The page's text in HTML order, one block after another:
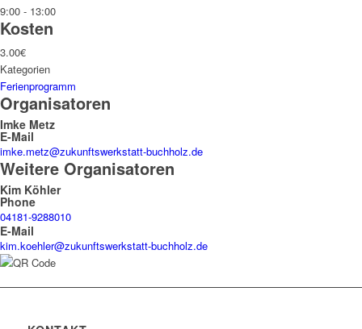
9:00 - 13:00
Kosten
3.00€
Kategorien
Ferienprogramm
Organisatoren
Imke Metz
E-Mail
imke.metz@zukunftswerkstatt-buchholz.de
Weitere Organisatoren
Kim Köhler
Phone
04181-9288010
E-Mail
kim.koehler@zukunftswerkstatt-buchholz.de